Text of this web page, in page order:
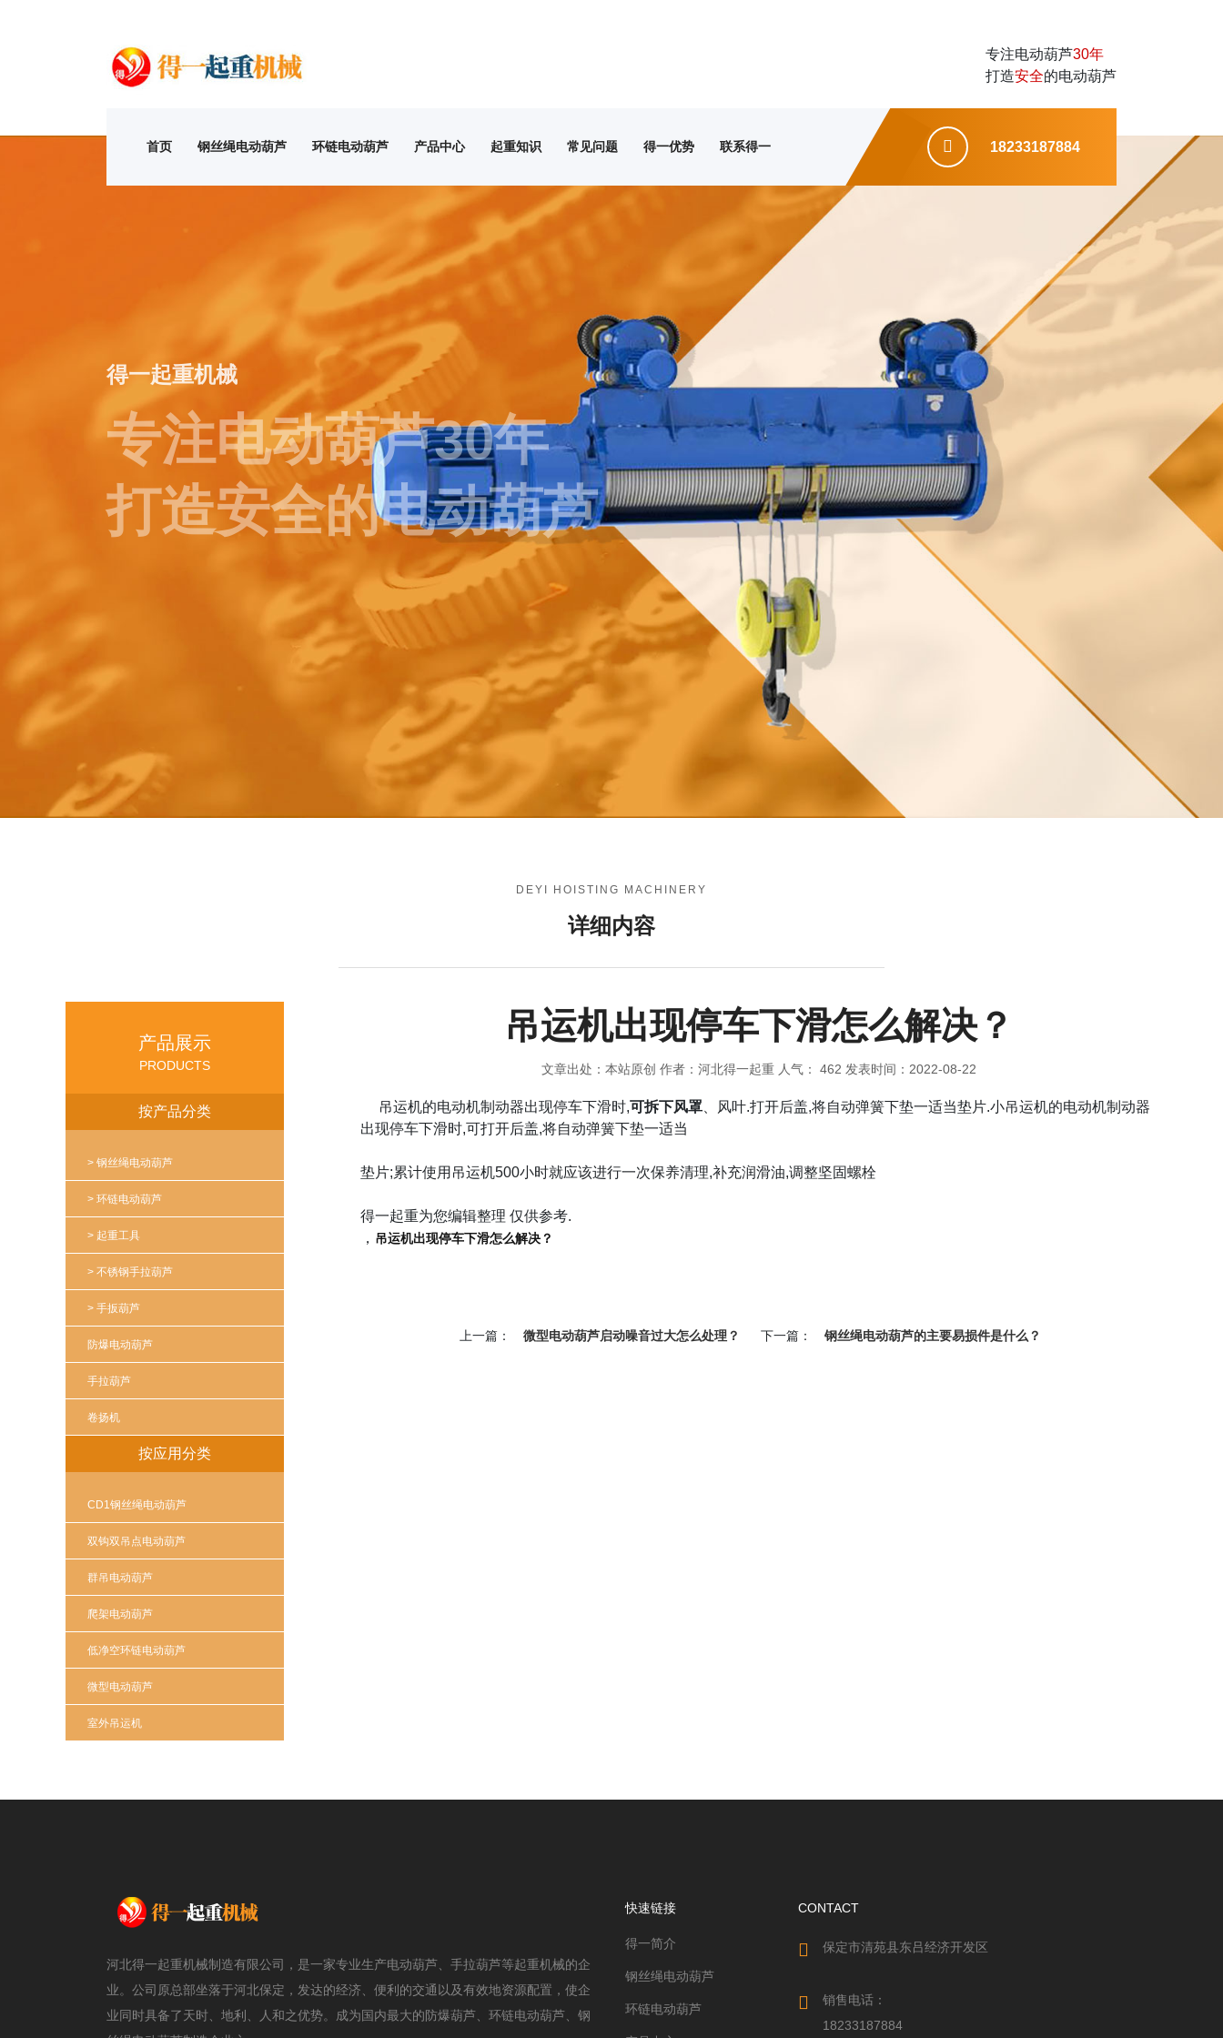
专注电动葫芦30年
打造安全的电动葫芦
首页 钢丝绳电动葫芦 环链电动葫芦 产品中心 起重知识 常见问题 得一优势 联系得一 18233187884
得一起重机械
专注电动葫芦30年
打造安全的电动葫芦
DEYI HOISTING MACHINERY
详细内容
产品展示
PRODUCTS
按产品分类
> 钢丝绳电动葫芦
> 环链电动葫芦
> 起重工具
> 不锈钢手拉葫芦
> 手扳葫芦
防爆电动葫芦
手拉葫芦
卷扬机
按应用分类
CD1钢丝绳电动葫芦
双钩双吊点电动葫芦
群吊电动葫芦
爬架电动葫芦
低净空环链电动葫芦
微型电动葫芦
室外吊运机
吊运机出现停车下滑怎么解决？
文章出处：本站原创 作者：河北得一起重 人气： 462 发表时间：2022-08-22
吊运机的电动机制动器出现停车下滑时,可拆下风罩 、风叶.打开后盖,将自动弹簧下垫一适当垫片.小吊运机的电动机制动器
出现停车下滑时,可打开后盖,将自动弹簧下垫一适当
垫片;累计使用吊运机500小时就应该进行一次保养清理,补充润滑油,调整坚固螺栓
得一起重为您编辑整理 仅供参考.
， 吊运机出现停车下滑怎么解决？
上一篇： 微型电动葫芦启动噪音过大怎么处理？ 下一篇： 钢丝绳电动葫芦的主要易损件是什么？
河北得一起重机械制造有限公司，是一家专业生产电动葫芦、手拉葫芦等起重机械的企
业。公司原总部坐落于河北保定，发达的经济、便利的交通以及有效地资源配置，使企
业同时具备了天时、地利、人和之优势。成为国内最大的防爆葫芦、环链电动葫芦、钢
快速链接
得一简介
钢丝绳电动葫芦
环链电动葫芦
CONTACT
保定市清苑县东吕经济开发区
销售电话：
18233187884